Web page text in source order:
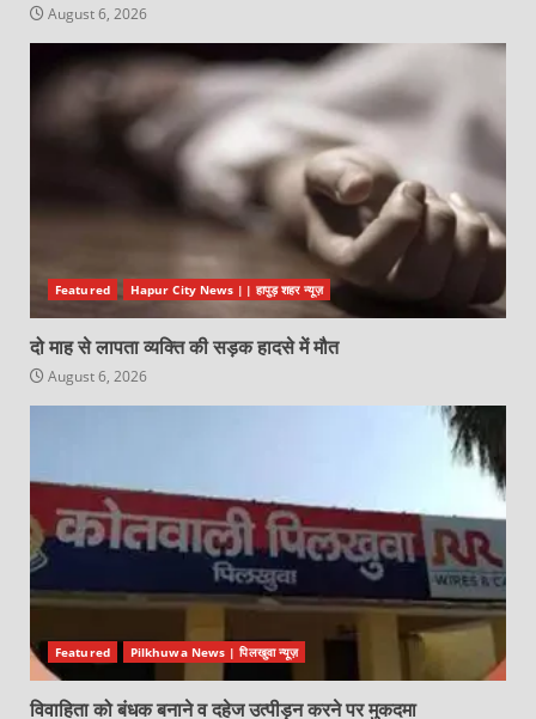
August 6, 2026
Featured Hapur City News || हापुड़ शहर न्यूज़
दो माह से लापता व्यक्ति की सड़क हादसे में मौत
August 6, 2026
Featured Pilkhuwa News | पिलखुवा न्यूज़
विवाहिता को बंधक बनाने व दहेज उत्पीड़न करने पर मुकदमा